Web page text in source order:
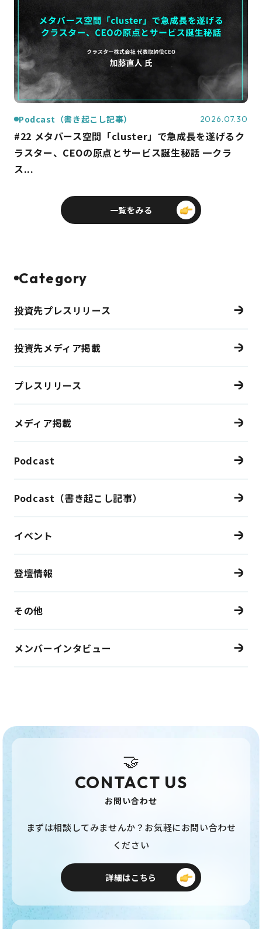
Podcast（書き起こし記事） 2026.07.30
#22 メタバース空間「cluster」で急成長を遂げるク
ラスター、CEOの原点とサービス誕生秘話 一クラ
ス...
一覧をみる
Category
投資先プレスリリース
投資先メディア掲載
プレスリリース
メディア掲載
Podcast
Podcast（書き起こし記事）
イベント
登壇情報
その他
メンバーインタビュー
🤝
CONTACT US
お問い合わせ
まずは相談してみませんか？お気軽にお問い合わせ
ください
詳細はこちら